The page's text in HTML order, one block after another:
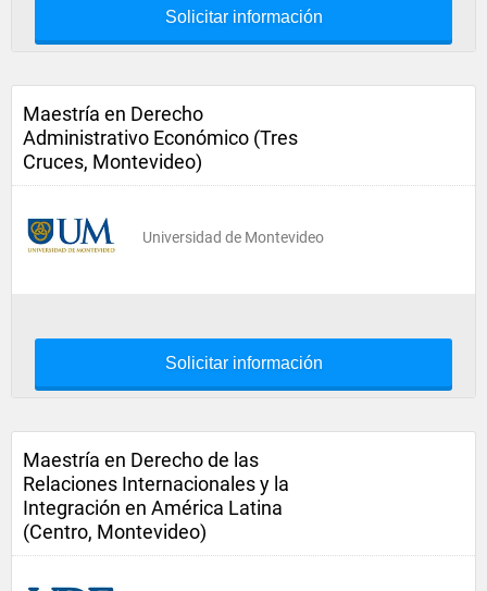
Solicitar información
Maestría en Derecho
Administrativo Económico (Tres
Cruces, Montevideo)
Universidad de Montevideo
Solicitar información
Maestría en Derecho de las
Relaciones Internacionales y la
Integración en América Latina
(Centro, Montevideo)